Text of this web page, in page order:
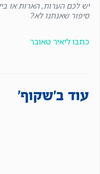
יש לכם הערות, הארות או
סיפור שאנחנו לא?
כתבו ליאיר טאובר
עוד ב'שקוף'